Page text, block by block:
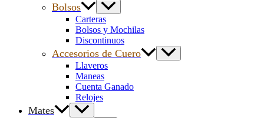
Bolsos
Carteras
Bolsos y Mochilas
Discontinuos
Accesorios de Cuero
Llaveros
Maneas
Cuenta Ganado
Relojes
Mates